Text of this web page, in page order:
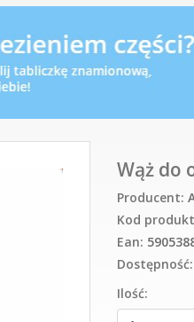
Wąż do
Producent:
Kod
Ean:
Dostępność:
Ilość: